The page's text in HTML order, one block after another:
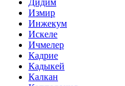
Измир
Инжекум
Искеле
Ичмелер
Кадрие
Кадыкей
Калкан